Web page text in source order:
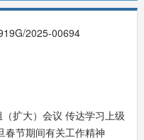
2025-00694
扩大）会议 传达学习上级
春节期间有关工作精神